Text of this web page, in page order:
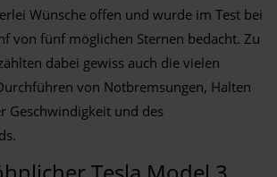
Wünsche offen und wurde im Test bei
von fünf möglichen Sternen bedacht. Zu
dabei gewiss auch die vielen
von Notbremsungen, Halten
Geschwindigkeit und des